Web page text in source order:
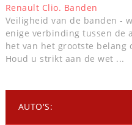
Renault Clio. Banden
Veiligheid van de banden -
enige verbinding tussen de
het van het grootste belang
Houd u strikt aan de wet ...
AUTO'S: